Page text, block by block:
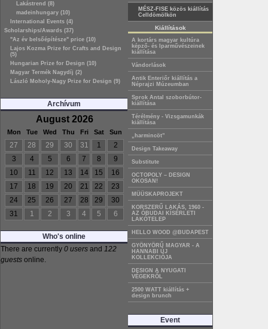
Lakástrend (8)
madeinhungary (10)
International Events (4)
Scholarships/Awards (37)
"Az év belsőépítésze" price (10)
Lajos Kozma Prize for Crafts and Design
(5)
Hungarian Prize for Design (10)
Magyar Termék Nagydíj (2)
László Moholy-Nagy Prize for Design (9)
Archívum
August 2026
Mon Tue Wed Thu Fri Sat Sun
27 28 29 30 31 1
2
3
4 5 6 7 8
9
10
11 12 13 14 15
16
17
18 19 20 21 22
23
24
25 26 27 28 29
30
31
1 2 3 4 5 6
Who's online
There are currently 0 users and 122
guests online.
MÉSZ-FISE közös kiállítás
Celldömölkön
Kiállítások
A kortárs magyar kultúra
képző- és Iparművészeinek
kiállítása
Vándorlások
Antik Enteriőr kiállítás a
Néprajzi Múzeumban
Sprok Antal szoborbútor-
kiállítása
Térélmény - Vizsgamunkák
kiállítása
„harmincöt”
Design Takeaway
Substitute
OCTOPOLY – DESIGN
OKOSAN!
MÜÜSKAPROJEKT
KORSZERŰ LAKÁS, 1960 -
AZ ÓBUDAI KÍSÉRLETI
LAKÓTELEP
HELLO WOOD @BUDAPEST
GYÖNYÖRŰ MAGYAR - A
HANNABI ÚJ
KOLLEKCIÓJA
DESIGN A NYUGATI
VÉGEKRŐL
2500 WATT kiállítás +
design brunch
Event